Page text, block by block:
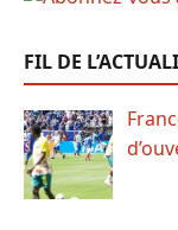
FIL DE